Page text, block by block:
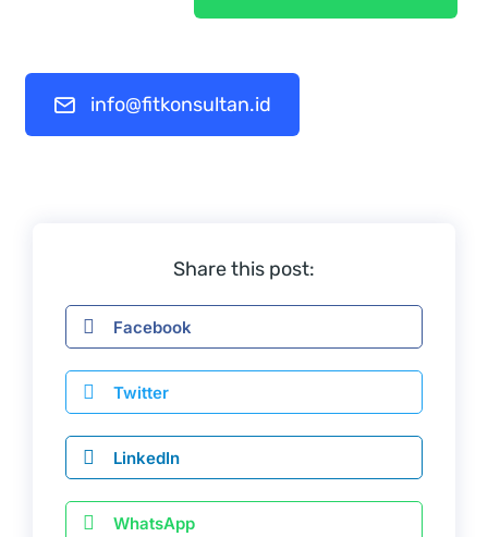
info@fitkonsultan.id
Share this post:
Facebook
Twitter
LinkedIn
WhatsApp